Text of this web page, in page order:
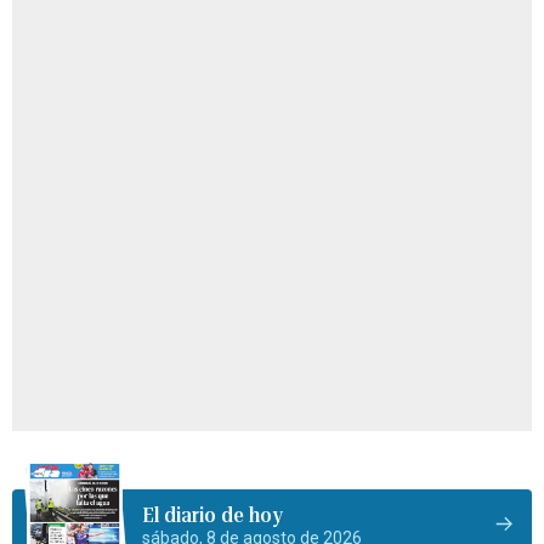
El diario de hoy
sábado, 8 de agosto de 2026